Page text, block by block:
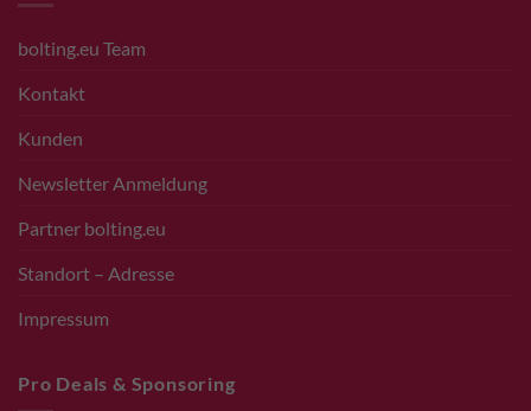
bolting.eu Team
Kontakt
Kunden
Newsletter Anmeldung
Partner bolting.eu
Standort – Adresse
Impressum
Pro Deals & Sponsoring